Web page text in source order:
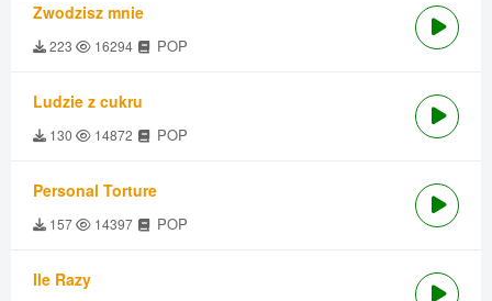
Zwodzisz mnie
223 16294 POP
Ludzie z cukru
130 14872 POP
Personal Torture
157 14397 POP
Ile Razy